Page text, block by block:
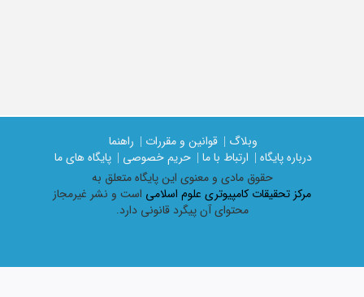
وبلاگ | قوانین و مقررات |
راهنما
درباره پایگاه |
ارتباط با ما | حریم خصوصی |
پایگاه های ما
حقوق مادی و معنوی اين پايگاه متعلق به
مرکز تحقیقات کامپیوتری علوم اسلامی است و نشر غیرمجاز
محتوای آن پیگرد قانونی دارد.